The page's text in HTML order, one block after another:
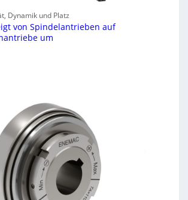
Dynamik und Platz
von Spindelantrieben auf
um